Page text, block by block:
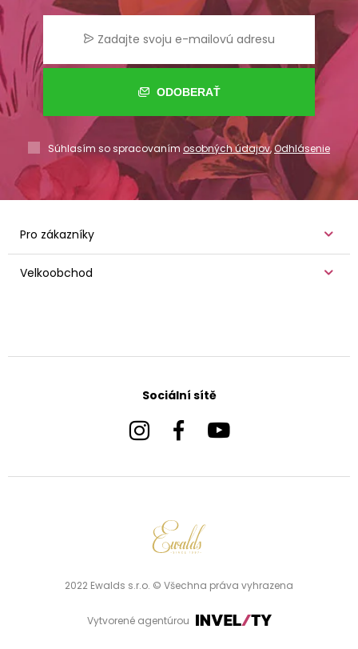
ODOBERAŤ
Súhlasím so spracovaním osobných údajov,Odhlásenie
Pro zákazníky
Velkoobchod
Sociální sítě
2022 Ewalds s.r.o. © Všechna práva vyhrazena
Vytvorené agentúrou